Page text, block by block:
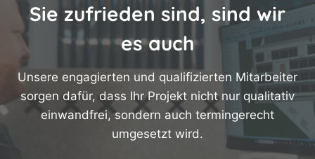
Sie zufrieden sind, sind wir
es auch
Unsere engagierten und qualifizierten Mitarbeiter
sorgen dafür, dass Ihr Projekt nicht nur qualitativ
einwandfrei, sondern auch termingerecht
umgesetzt wird.